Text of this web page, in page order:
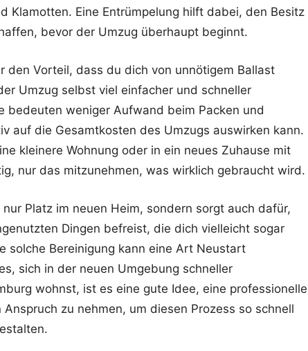
Klamotten. Eine Entrümpelung hilft dabei, den Besitz
bevor der Umzug überhaupt beginnt.
den Vorteil, dass du dich von unnötigem Ballast
Umzug selbst viel einfacher und schneller
bedeuten weniger Aufwand beim Packen und
auf die Gesamtkosten des Umzugs auswirken kann.
kleinere Wohnung oder in ein neues Zuhause mit
nur das mitzunehmen, was wirklich gebraucht wird.
Platz im neuen Heim, sondern sorgt auch dafür,
Dingen befreist, die dich vielleicht sogar
solche Bereinigung kann eine Art Neustart
sich in der neuen Umgebung schneller
wohnst, ist es eine gute Idee, eine professionelle
Anspruch zu nehmen, um diesen Prozess so schnell